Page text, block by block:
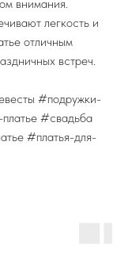
внимания.
легкость и
отличным
встреч.
#подружки-
#свадьба
#платья-для-